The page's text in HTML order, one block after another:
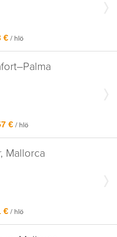
OLOON
€ / hlö
€ / hlö
Mallorca
OLOON
€ / hlö